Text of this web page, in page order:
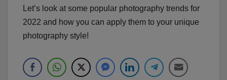
Let’s look at some popular photography trends for
2022 and how you can apply them to your unique
photography style!